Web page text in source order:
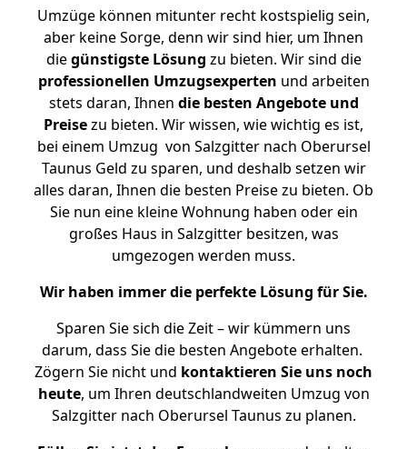
Umzüge können mitunter recht kostspielig sein,
aber keine Sorge, denn wir sind hier, um Ihnen
diegünstigste Lösung zu bieten. Wir sind die
professionellen Umzugsexperten und arbeiten
stets daran, Ihnen die besten Angebote und
Preisezu bieten. Wir wissen, wie wichtig es ist,
bei einem Umzug von Salzgitter nach Oberursel
Taunus Geld zu sparen, und deshalb setzen wir
alles daran, Ihnen die besten Preise zu bieten. Ob
Sie nun eine kleine Wohnung haben oder ein
großes Haus in Salzgitter besitzen, was
umgezogen werden muss.
Wir haben immer die perfekte Lösung für Sie.
Sparen Sie sich die Zeit – wir kümmern uns
darum, dass Sie die besten Angebote erhalten.
Zögern Sie nicht und kontaktieren Sie uns noch
heute, um Ihren deutschlandweiten Umzug von
Salzgitter nach Oberursel Taunus zu planen.